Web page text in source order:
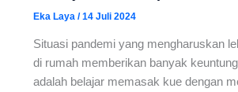
Eka Laya /14 Juli 2024
Situasi pandemi yang mengharuskan
di rumah memberikan banyak
adalah belajar memasak kue dengan